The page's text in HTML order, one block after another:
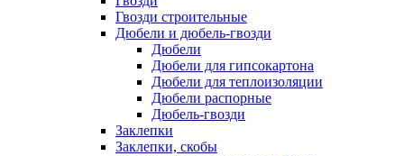
Гвозди строительные
Дюбели и дюбель-гвозди
Дюбели
Дюбели для гипсокартона
Дюбели для теплоизоляции
Дюбели распорные
Дюбель-гвозди
Заклепки
Заклепки, скобы